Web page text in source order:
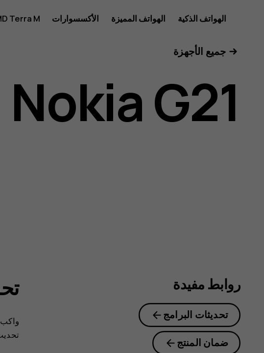
دليل
مستخدم
Nokia
الهواتف الذكية الهواتف المميزة الأكسسوارات Terra M
جميع الأجهزة
Nokia G21
واكب
روابط مفيدة
تحديثات البرامج
ضمان المنتج